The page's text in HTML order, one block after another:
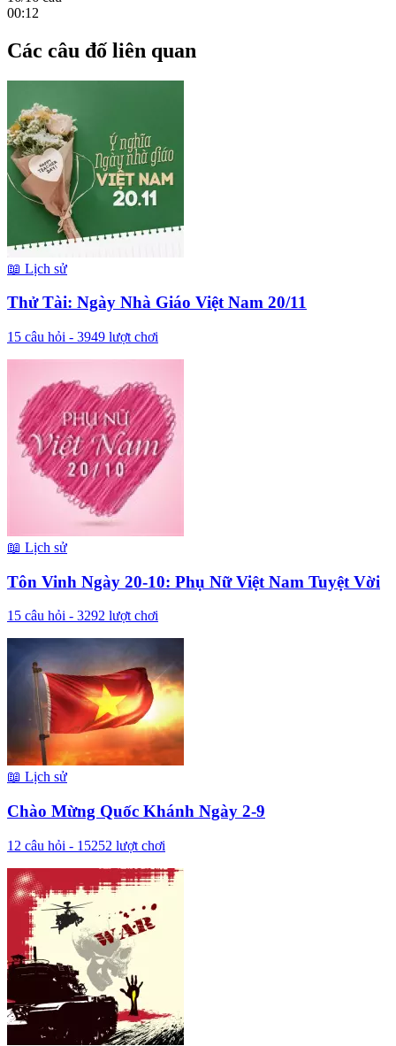
00:12
Các câu đố liên quan
📖 Lịch sử
Thử Tài: Ngày Nhà Giáo Việt Nam 20/11
15 câu hỏi - 3949 lượt chơi
📖 Lịch sử
Tôn Vinh Ngày 20-10: Phụ Nữ Việt Nam Tuyệt Vời
15 câu hỏi - 3292 lượt chơi
📖 Lịch sử
Chào Mừng Quốc Khánh Ngày 2-9
12 câu hỏi - 15252 lượt chơi